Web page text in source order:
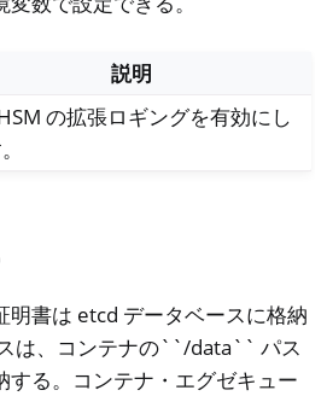
説明
の拡張ロギングを有効にし
明書は etcd データベースに格納
は、コンテナの``/data`` パス
する。コンテナ・エグゼキュー